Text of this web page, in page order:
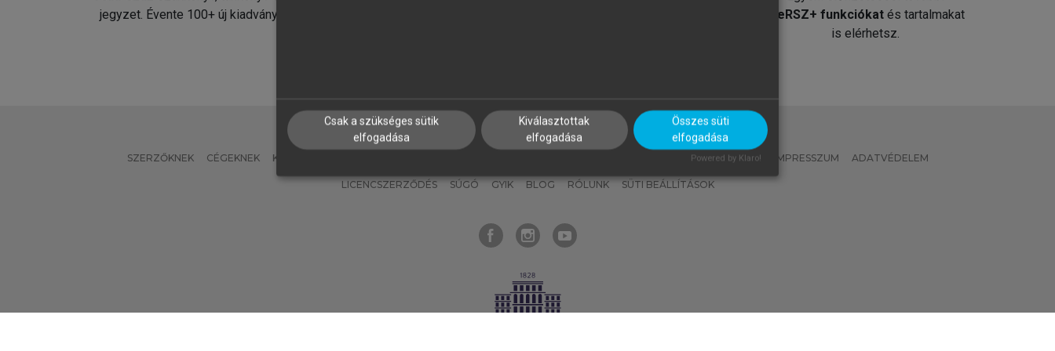
jegyzet. Évente 100+ új kiadvány.
MeRSZ+ funkciókat és tartalmakat
is elérhetsz.
SZERZŐKNEK CÉGEKNEK KÖNYVTÁROSOKNAK MI – ÁLTALÁNOS IRÁNYELVEK IMPRESSZUM ADATVÉDELEM
LICENCSZERZŐDÉS SÚGÓ GYIK BLOG RÓLUNK SÜTI BEÁLLÍTÁSOK
Csak a szükséges sütik
elfogadása
Kiválasztottak
elfogadása
Összes süti
elfogadása
Powered by Klaro!